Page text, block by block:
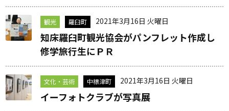
観光 羅臼町 2021年3月16日 火曜日
知床羅臼町観光協会がパンフレット作成し
修学旅行生にＰＲ
文化・芸術 中標津町 2021年3月16日 火曜日
イーフォトクラブが写真展